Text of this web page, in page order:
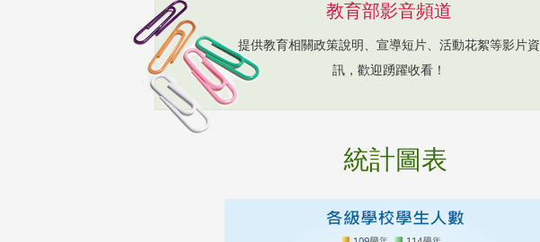
教育部影音頻道
提供教育相關政策說明、宣導短片、活動花絮等影片資
訊，歡迎踴躍收看！
統計圖表